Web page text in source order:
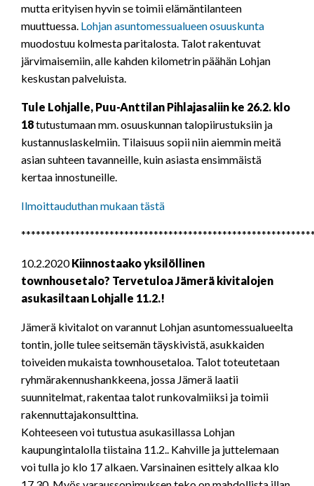
mutta erityisen hyvin se toimii elämäntilanteen
muuttuessa. Lohjan asuntomessualueen osuuskunta
muodostuu kolmesta paritalosta. Talot rakentuvat
järvimaisemiin, alle kahden kilometrin päähän Lohjan
keskustan palveluista.
Tule Lohjalle, Puu-Anttilan Pihlajasaliin ke 26.2. klo
18tutustumaan mm. osuuskunnan talopiirustuksiin ja
kustannuslaskelmiin. Tilaisuus sopii niin aiemmin meitä
asian suhteen tavanneille, kuin asiasta ensimmäistä
kertaa innostuneille.
Ilmoittauduthan mukaan tästä
10.2.2020Kiinnostaako yksilöllinen
townhousetalo? Tervetuloa Jämerä kivitalojen
asukasiltaan Lohjalle 11.2.!
Jämerä kivitalot on varannut Lohjan asuntomessualueelta
tontin, jolle tulee seitsemän täyskivistä, asukkaiden
toiveiden mukaista townhousetaloa. Talot toteutetaan
ryhmärakennushankkeena, jossa Jämerä laatii
suunnitelmat, rakentaa talot runkovalmiiksi ja toimii
rakennuttajakonsulttina.
Kohteeseen voi tutustua asukasillassa Lohjan
kaupungintalolla tiistaina 11.2.. Kahville ja juttelemaan
voi tulla jo klo 17 alkaen. Varsinainen esittely alkaa klo